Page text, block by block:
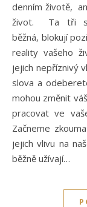
denním životě,
život. Ta tři
běžná, blokují
reality vašeho
jejich nepříznivý
slova a
mohou změnit
pracovat ve
Začneme
jejich vlivu na
běžně užívají…